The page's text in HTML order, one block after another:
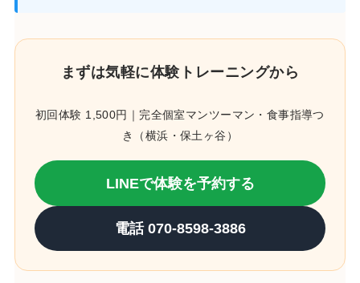
まずは気軽に体験トレーニングから
初回体験 1,500円｜完全個室マンツーマン・食事指導つ
き（横浜・保土ヶ谷）
LINEで体験を予約する
電話 070-8598-3886